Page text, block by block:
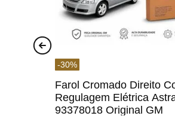
-30%
Farol Cromado Direito
Regulagem Elétrica
93378018 Original GM